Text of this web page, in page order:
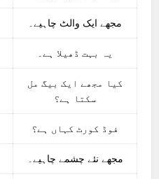
مجھے ایک والٹ چاہیے۔
یہ بہت ڈھیلا ہے۔
کیا مجھے ایک بیگ مل
سکتا ہے؟
فوڈ کورٹ کہاں ہے؟
مجھے نئے چشمے چاہیے۔